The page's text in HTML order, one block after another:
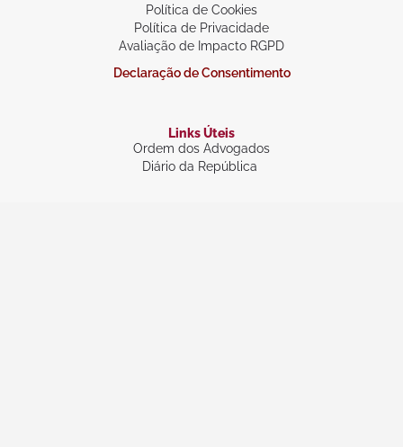
Política de Cookies
Política de Privacidade
Avaliação de Impacto RGPD
Declaração de Consentimento
Links Úteis
Ordem dos Advogados
Diário da República